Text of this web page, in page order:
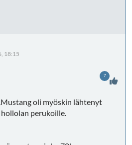
18:15
oli myöskin lähtenyt
perukoille.
7